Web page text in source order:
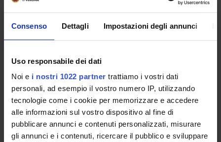
Consenso Dettagli Impostazioni degli annunci
Uso responsabile dei dati
Noi e i nostri 1022 partner trattiamo i vostri dati
personali, ad esempio il vostro numero IP, utilizzando
tecnologie come i cookie per memorizzare e accedere
alle informazioni sul vostro dispositivo al fine di
pubblicare annunci e contenuti personalizzati, misurare
gli annunci e i contenuti, ricercare il pubblico e sviluppare
Rappresentante ricercatori
Rappresentante ricercatori
SEDUTE E VERBALI
DOCUMENTI